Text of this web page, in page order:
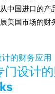
中国进口的产
美国市场的
门设计